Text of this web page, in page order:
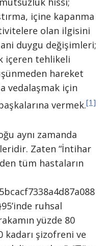
içine kapanma
olan ilgisini
duygu değişimleri;
içeren tehlikeli
hareket
vedalaşmak için
vermek.[1]
aynı zamanda
Zaten “İntihar
tüm hastaların
ruhsal
yüzde 80
kadarı şizofreni ve